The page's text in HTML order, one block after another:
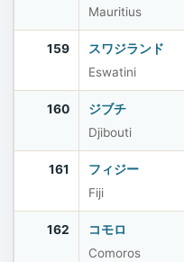
Mauritius
159
スワジランド
Eswatini
160
ジブチ
Djibouti
161
フィジー
Fiji
162
コモロ
Comoros